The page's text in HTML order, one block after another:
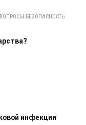
БЕЗОПАСНОСТЬ
инфекции